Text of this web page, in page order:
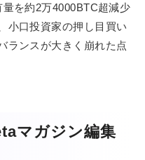
を約2万4000BTC超減少
小口投資家の押し目買い
ランスが大きく崩れた点
マガジン編集